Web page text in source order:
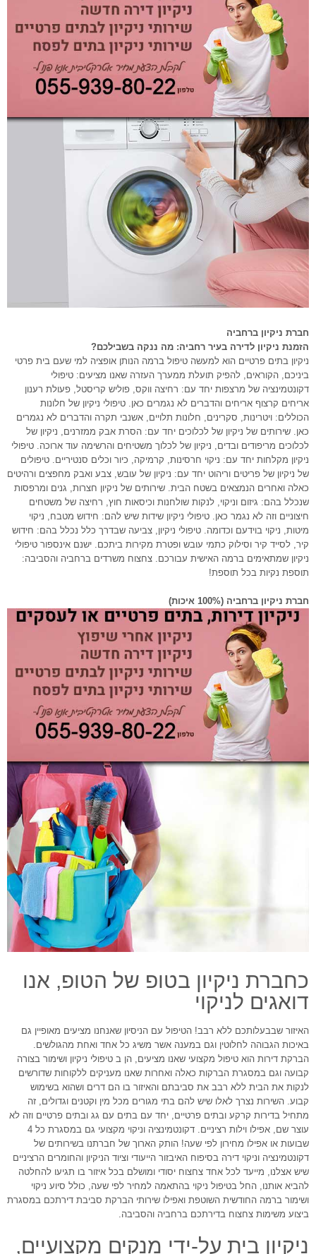
חברת ניקיון ברחביה
הזמנת ניקיון לדירה בעיר רחביה: מה ננקה בשבילכם?
ניקיון בתים פרטיים הוא למעשה טיפול ברמה הנותן אופציה למי שעם בית פרטי
ביניכם, הקוראים, להפיק תועלת ממערך העזרה שאנו מציעים: טיפולי
דקונטמינציה של מרצפות יחד עם: רחיצה ווקס, פוליש קריסטל, פעולת רענון
אריחים קרצוף אריחים והדברים לא נגמרים כאן. טיפולי ניקיון של חלונות
הכוללים: ויטרינות, סקרינים, חלונות תלויים, אשנבי תקרה והדברים לא נגמרים
כאן. שירותים של ניקיון של לכלוכים יחד עם: הסרת אבק ממזרנים, ניקיון של
לכלוכים מריפודים ובדים, ניקיון של לכלוך משטיחים והרשימה עוד ארוכה. טיפולי
ניקיון מקלחות יחד עם: ניקוי חרסינות, קרמיקה, כיור וכלים סנטיריים. טיפולים
של ניקיון של פריטים וריהוט יחד עם: ניקיון של עובש, צבע ואבק מחפצים ורהיטים
כאלה ואחרים הנמצאים בשטח הבית. שירותים של ניקיון חצרות, גנים ומרפסות
שנכלל בהם: גיזום וניקוי, לנקות שולחנות וכיסאות חוץ, רחיצה של משטחים
חיצוניים וזה לא נגמר כאן. טיפולי ניקיון שידות שיש להם: חידוש מטבח, ניקוי
מיטות, ניקוי בוידעם וכדומה. טיפולי ניקיון, צביעה שבדרך כלל נכלל בהם: חידוש
קיר, לסייד קיר וסילוק כתמי עובש ופטרת מקירות ביתכם. ישנם אינספור טיפולי
ניקיון שמתאימים ברמה האישית עבורכם. צחצוח משרדים ברחביה והסביבה:
תוספת נקיות בכל תוספת!
חברת ניקיון ברחביה (100% איכות)
כחברת ניקיון בטופ של הטופ, אנו
דואגים לניקוי
האיזור שבבעלותכם ללא רבב! הטיפול עם הניסיון שאנחנו מציעים מאופיין גם
באיכות הגבוהה לחלוטין וגם במענה אשר משיג כל אחד ואחת מהגולשים.
הברקת דירות הוא טיפול מקצועי שאנו מציעים, הן ב טיפולי ניקיון ושימור בצורה
קבועה וגם במסגרת הברקות כאלה ואחרות שאנו מעניקים ללקוחות שדורשים
לנקות את הבית ללא רבב את סביבתם והאיזור בו הם דרים ושהוא בשימוש
קבוע. השירות נצרך לאלו שיש להם בתי מגורים מכל מין וקטנים וגדולים, זה
מתחיל בדירות קרקע ובתים פרטיים, יחד עם בתים עם גג ובתים פרטיים וזה לא
עוצר שם, אפילו וילות רציניים. דקונטמינציה וניקוי מקצועי גם במסגרת כל 4
שבועות או אפילו מחירון לפי שעה! הותק הארוך של חברתנו בשירותים של
דקונטמינציה וניקוי דירה בסיפוח האיבזור הייעודי וציוד הניקיון והחומרים הרציניים
שיש אצלנו, מייעד לכל אחד צחצוח יסודי ומושלם בכל איזור בו תגיעו להחלטה
להביא אותנו, החל בטיפול ניקוי בהתאמה למחיר לפי שעה, כולל סיוע ניקוי
ושימור ברמה החודשית השוטפת ואפילו שירותי הברקת סביבת דירתכם במסגרת
ביצוע משימות צחצוח בדירתכם ברחביה והסביבה.
ניקיון בית על-ידי מנקים מקצועיים,